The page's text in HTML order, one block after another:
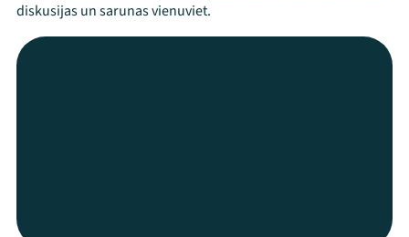
diskusijas un sarunas vienuviet.